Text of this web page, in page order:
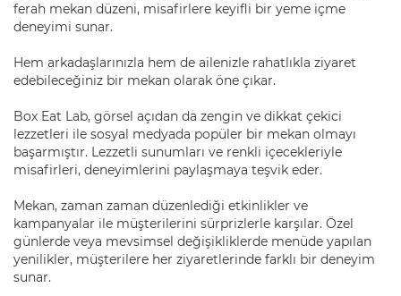
ferah mekan düzeni, misafirlere keyifli bir yeme içme
deneyimi sunar.
Hem arkadaşlarınızla hem de ailenizle rahatlıkla ziyaret
edebileceğiniz bir mekan olarak öne çıkar.
Box Eat Lab, görsel açıdan da zengin ve dikkat çekici
lezzetleri ile sosyal medyada popüler bir mekan olmayı
başarmıştır. Lezzetli sunumları ve renkli içecekleriyle
misafirleri, deneyimlerini paylaşmaya teşvik eder.
Mekan, zaman zaman düzenlediği etkinlikler ve
kampanyalar ile müşterilerini sürprizlerle karşılar. Özel
günlerde veya mevsimsel değişikliklerde menüde yapılan
yenilikler, müşterilere her ziyaretlerinde farklı bir deneyim
sunar.